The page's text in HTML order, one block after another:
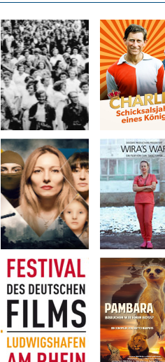
Aufstand der
Frauen
Charles -
eines
Stimmen aus
dem Krieg -
Ukraine 2022
Ukraine ·
einer